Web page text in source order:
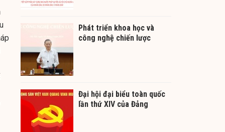
Phát triển khoa học và
công nghệ chiến lược
Đại hội đại biểu toàn quốc
lần thứ XIV của Đảng